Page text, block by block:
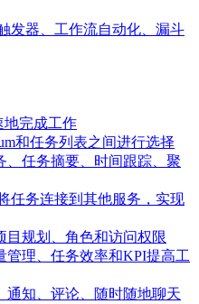
发器、工作流自动化、漏斗
地完成工作
和任务列表之间进行选择
、任务摘要、时间跟踪、聚
任务连接到其他服务，实现
目规划、角色和访问权限
管理、任务效率和KPI提高工
通知、评论、随时随地聊天